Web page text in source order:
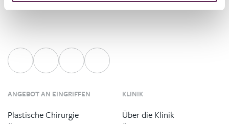
ANGEBOT AN EINGRIFFEN
Plastische Chirurgie
KLINIK
Über die Klinik